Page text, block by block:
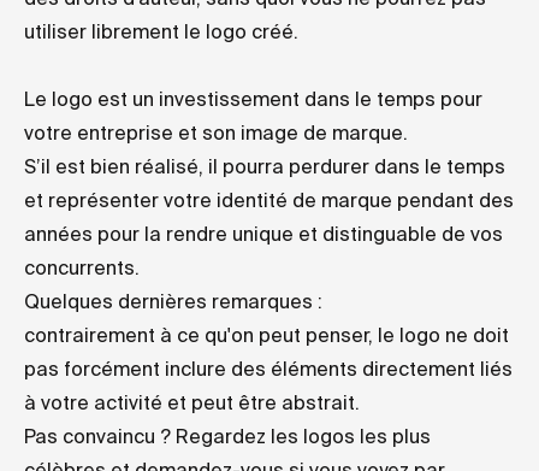
utiliser librement le logo créé.
Le logo est un investissement dans le temps pour
votre entreprise et son image de marque.
S’il est bien réalisé, il pourra perdurer dans le temps
et représenter votre identité de marque pendant des
années pour la rendre unique et distinguable de vos
concurrents.
Quelques dernières remarques :
contrairement à ce qu'on peut penser, le logo ne doit
pas forcément inclure des éléments directement liés
à votre activité et peut être abstrait.
Pas convaincu ? Regardez les logos les plus